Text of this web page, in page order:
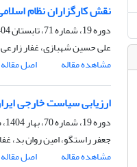
نقش کارگزاران نظام
دوره 19، شماره 71، تابستان 1404، صفحه
علی حسین شهبازی، غفار
مشاهده مقاله
اصل مقاله
ارزیابی سیاست خارجی
دوره 19، شماره 70، بهار 1404، صفحه
جعفر راستگو، امین روان بد،
مشاهده مقاله
اصل مقاله